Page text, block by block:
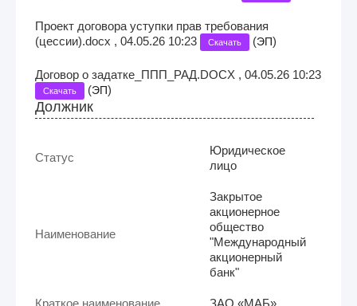
Проект договора уступки прав требования
(цессии).docx , 04.05.26 10:23
Скачать (ЭП)
Договор о задатке_ППП_РАД.DOCX , 04.05.26 10:23
Скачать (ЭП)
Должник
Статус
Юридическое
лицо
Наименование
Закрытое
акционерное
общество
"Международный
акционерный
банк"
Краткое наименование ЗАО «МАБ»